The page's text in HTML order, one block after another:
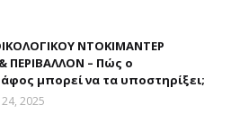
ΝΤΟΚΙΜΑΝΤΕΡ
ΠΕΡΙΒΑΛΛΟΝ – Πώς ο
μπορεί να τα υποστηρίξει;
2025